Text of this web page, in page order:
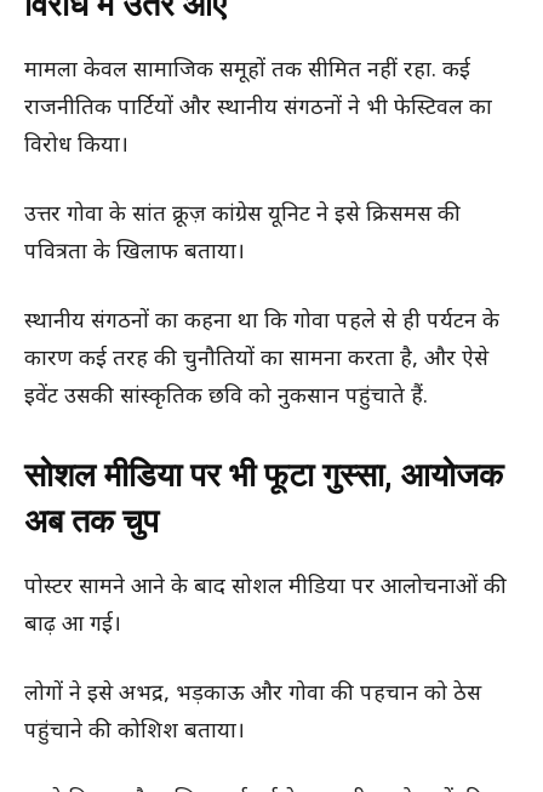
मामला केवल सामाजिक समूहों तक सीमित नहीं रहा. कई
राजनीतिक पार्टियों और स्थानीय संगठनों ने भी फेस्टिवल का
विरोध किया।
उत्तर गोवा के सांत क्रूज़ कांग्रेस यूनिट ने इसे क्रिसमस की
पवित्रता के खिलाफ बताया।
स्थानीय संगठनों का कहना था कि गोवा पहले से ही पर्यटन के
कारण कई तरह की चुनौतियों का सामना करता है, और ऐसे
इवेंट उसकी सांस्कृतिक छवि को नुकसान पहुंचाते हैं.
सोशल मीडिया पर भी फूटा गुस्सा, आयोजक
अब तक चुप
पोस्टर सामने आने के बाद सोशल मीडिया पर आलोचनाओं की
बाढ़ आ गई।
लोगों ने इसे अभद्र, भड़काऊ और गोवा की पहचान को ठेस
पहुंचाने की कोशिश बताया।